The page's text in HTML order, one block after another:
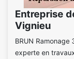
Entreprise
Vignieu
BRUN
experte en